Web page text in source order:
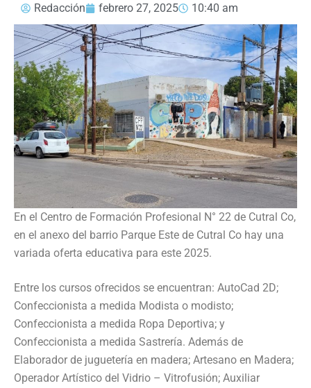
Redacción
febrero 27, 2025 10:40 am
En el Centro de Formación Profesional N° 22 de Cutral Co,
en el anexo del barrio Parque Este de Cutral Co hay una
variada oferta educativa para este 2025.
Entre los cursos ofrecidos se encuentran: AutoCad 2D;
Confeccionista a medida Modista o modisto;
Confeccionista a medida Ropa Deportiva; y
Confeccionista a medida Sastrería. Además de
Elaborador de juguetería en madera; Artesano en Madera;
Operador Artístico del Vidrio – Vitrofusión; Auxiliar